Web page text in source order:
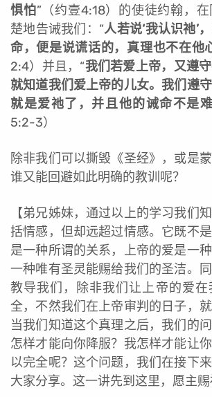
惧怕”（约壹4:18）的使徒约翰，
楚地告诫我们：“人若说‘我认识祂’
命，便是说谎话的，真理也不在他
2:4）并且，“我们若爱上帝，又遵
就知道我们爱上帝的儿女。我们遵
就是爱祂了，并且他的诫命不是难
5:2-3）
除非我们可以撕毁《圣经》，或是蒙
谁又能回避如此明确的教训呢？
【弟兄姊妹，通过以上的学习我们
括情感，但却远超过情感。它既不
是一种所谓的关系，上帝的爱是一
一种唯有圣灵能赐给我们的圣洁。
教导我们，除非我们让上帝的爱
全，不然我们在上帝审判的日子，就
当我们知道这个真理之后，我们的
怎样才能向你降服？我怎样才能让
以完全呢？这个问题，我们在接下
大家分享。这一讲先到这里，愿主赐